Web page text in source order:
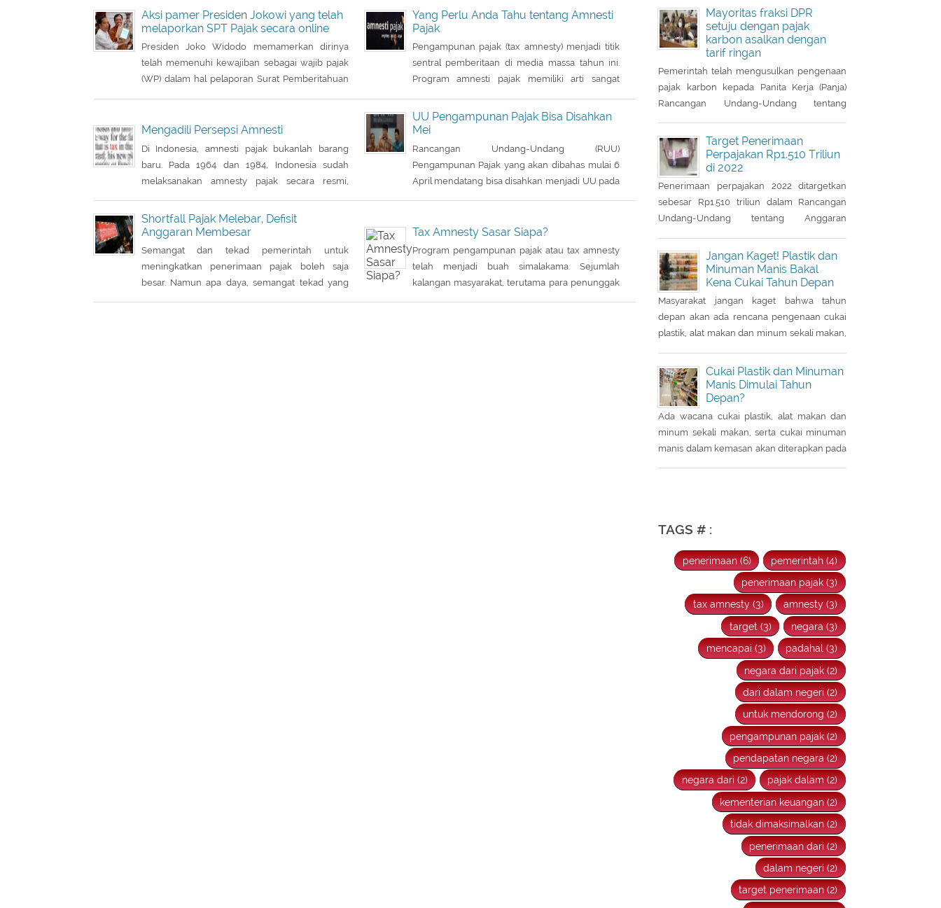
Aksi pamer Presiden Jokowi yang telah
melaporkan SPT Pajak secara online
Presiden Joko Widodo memamerkan dirinya
telah memenuhi kewajiban sebagai wajib pajak
(WP) dalam hal pelaporan Surat Pemberitahuan
Yang Perlu Anda Tahu tentang Amnesti
Pajak
Pengampunan pajak (tax amnesty) menjadi titik
sentral pemberitaan di media massa tahun ini.
Program amnesti pajak memiliki arti sangat
pemerintah, sehingga Presiden Joko Widodo
pun turun tangan langsung sosialisasi ke
Mengadili Persepsi Amnesti
Di Indonesia, amnesti pajak bukanlah barang
baru. Pada 1964 dan 1984, Indonesia sudah
melaksanakan amnesty pajak secara resmi,
muncul amnesti dengan nama lain, seperti
sunset policy dan pengurangan sanksi
administrasi, pun dengan tujuan utama yang
tidak sama persis.
UU Pengampunan Pajak Bisa Disahkan
Mei
Rancangan Undang-Undang (RUU)
Pengampunan Pajak yang akan dibahas mulai 6
April mendatang bisa disahkan menjadi UU pada
amnesty inisiatif presiden ini, sebagai salah satu
solusi mengatasi kurangnya penerimaan negara
Rp 200-250 triliun dari target APBN 2016.
Shortfall Pajak Melebar, Defisit
Anggaran Membesar
Semangat dan tekad pemerintah untuk
meningkatkan penerimaan pajak boleh saja
besar. Namun apa daya, semangat tekad yang
Tax Amnesty Sasar Siapa?
Program pengampunan pajak atau tax amnesty
telah menjadi buah simalakama. Sejumlah
kalangan masyarakat, terutama para penunggak
mencermati dampak pengenaan pajak
tersebut.
Mayoritas fraksi DPR
setuju dengan pajak
karbon asalkan dengan
tarif ringan
Pemerintah telah mengusulkan pengenaan
pajak karbon kepada Panita Kerja (Panja)
Rancangan Undang-Undang tentang
Nomor 6/1983 tentang Ketentuan Umum
dan Tata Cara Perpajakan (RUU KUP) Komisi
XI DPR.
Target Penerimaan
Perpajakan Rp1.510 Triliun
di 2022
Penerimaan perpajakan 2022 ditargetkan
sebesar Rp1.510 triliun dalam Rancangan
Undang-Undang tentang Anggaran
APBN) 2022. Nilai ini naik Rp3,1 triliun dari
penerimaan perpajakan dalam RAPBN 2022
yang sebelumnya dibacakan Presiden
Jokowi sebelumnya dalam Pidato
Kenegaraan pada 16 Agustus 2021.
Jangan Kaget! Plastik dan
Minuman Manis Bakal
Kena Cukai Tahun Depan
Masyarakat jangan kaget bahwa tahun
depan akan ada rencana pengenaan cukai
plastik, alat makan dan minum sekali makan,
pada tahun 2022.Cukai Plastik dan Minuman
Manis Dimulai Tahun
Depan?
Ada wacana cukai plastik, alat makan dan
minum sekali makan, serta cukai minuman
manis dalam kemasan akan diterapkan pada
TAGS # :
penerimaan (6)
pemerintah (4)
penerimaan pajak (3)
tax amnesty (3)
amnesty (3)
target (3)
negara (3)
mencapai (3)
padahal (3)
negara dari pajak (2)
dari dalam negeri (2)
untuk mendorong (2)
pengampunan pajak (2)
pendapatan negara (2)
negara dari (2)
pajak dalam (2)
kementerian keuangan (2)
tidak dimaksimalkan (2)
penerimaan dari (2)
dalam negeri (2)
target penerimaan (2)